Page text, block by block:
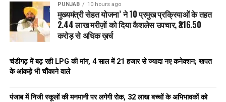
PUNJAB 10 hours ago
मुख्यमंत्री सेहत योजना’ ने 10 प्रमुख प्रक्रियाओं के तहत
2.44 लाख मरीज़ों को दिया कैशलेस उपचार, ₹316.50
करोड़ से अधिक ख़र्च
चंडीगढ़ में बढ़ रही LPG की मांग, 4 साल में 21 हजार से ज्यादा नए कनेक्शन; खपत
के आंकड़े भी चौंकाने वाले
पंजाब में निजी स्कूलों की मनमानी पर लगेगी रोक, 32 लाख बच्चों के अभिभावकों को